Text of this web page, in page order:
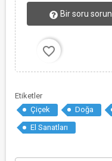
Bir soru sorun
favorite_border
Etiketler
Çiçek
Doğa
El Sanatları